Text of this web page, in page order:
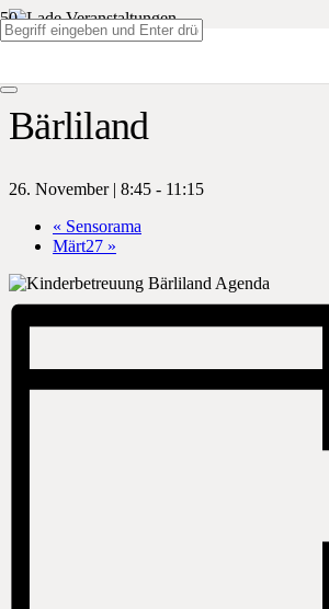
Bärliland
26. November | 8:45 - 11:15
« Sensorama
Märt27 »